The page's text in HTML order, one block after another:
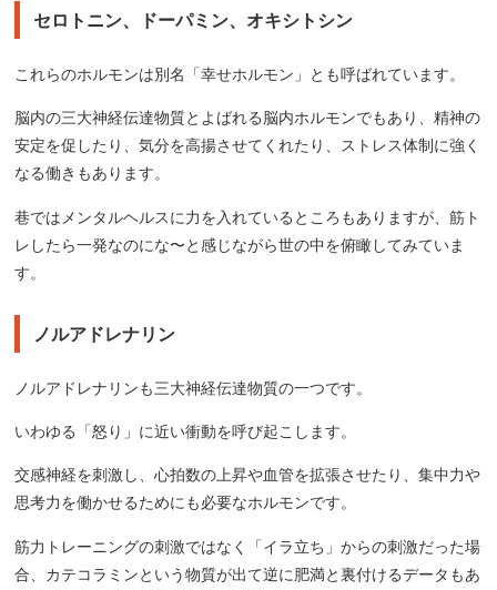
セロトニン、ドーパミン、オキシトシン
これらのホルモンは別名「幸せホルモン」とも呼ばれています。
脳内の三大神経伝達物質とよばれる脳内ホルモンでもあり、精神の
安定を促したり、気分を高揚させてくれたり、ストレス体制に強く
なる働きもあります。
巷ではメンタルヘルスに力を入れているところもありますが、筋ト
レしたら一発なのにな〜と感じながら世の中を俯瞰してみていま
す。
ノルアドレナリン
ノルアドレナリンも三大神経伝達物質の一つです。
いわゆる「怒り」に近い衝動を呼び起こします。
交感神経を刺激し、心拍数の上昇や血管を拡張させたり、集中力や
思考力を働かせるためにも必要なホルモンです。
筋力トレーニングの刺激ではなく「イラ立ち」からの刺激だった場
合、カテコラミンという物質が出て逆に肥満と裏付けるデータもあ